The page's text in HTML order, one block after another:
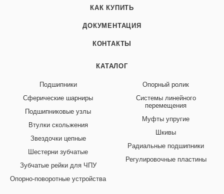
КАК КУПИТЬ
ДОКУМЕНТАЦИЯ
КОНТАКТЫ
КАТАЛОГ
Подшипники
Сферические шарниры
Подшипниковые узлы
Втулки скольжения
Звездочки цепные
Шестерни зубчатые
Зубчатые рейки для ЧПУ
Опорно-поворотные устройства
Опорный ролик
Системы линейного
перемещения
Муфты упругие
Шкивы
Радиальные подшипники
Регулировочные пластины